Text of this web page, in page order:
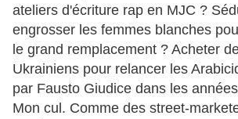
ateliers d'écriture rap en MJC ?
engrosser les femmes blanches
le grand remplacement ? Acheter
Ukrainiens pour relancer les
par Fausto Giudice dans les
Mon cul. Comme des street-